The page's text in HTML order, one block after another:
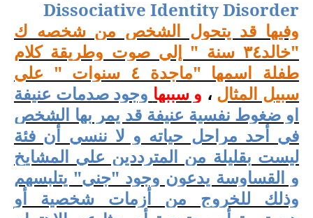
Dissociative Identity Disorder
وفيها قد يتحول الشخص من شخصه ك
"خالد٣٤ سنة " إلي صوت وطريقة كلام
طفلة اسمها "ماجدة ٤ سنوات " علي
سبيل المثال ، و سببها وجود صدمات عنيفة
او ضغوط نفسية عنيفة قد يمر بها الشخص
في أحد مراحل حياته و لا ننسي أن فئة
ليست بقليلة من المترددين علي المشايخ
و القساوسة يدعون وجود "جني" يتلبسهم
وذلك للخروج من أزمات شخصية أو